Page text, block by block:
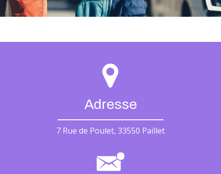
Adresse
7 Rue de Poulet, 33550 Paillet